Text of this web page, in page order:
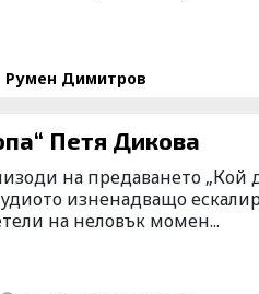
Румен Димитров
Петя Дикова
на предаването „Кой
изненадващо
на неловък момен...